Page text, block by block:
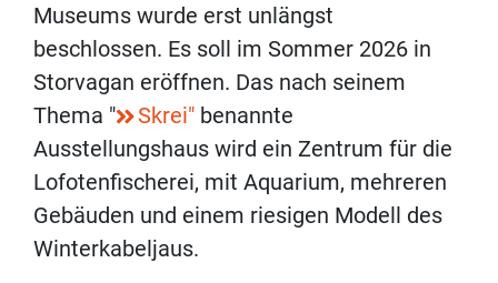
Museums wurde erst unlängst
beschlossen. Es soll im Sommer 2026 in
Storvagan eröffnen. Das nach seinem
Thema "
Skrei" benannte
Ausstellungshaus wird ein Zentrum für die
Lofotenfischerei, mit Aquarium, mehreren
Gebäuden und einem riesigen Modell des
Winterkabeljaus.